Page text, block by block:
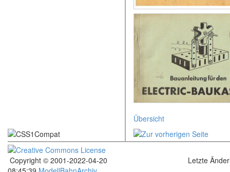
Übersicht
Copyright © 2001-2022-04-20
Letzte